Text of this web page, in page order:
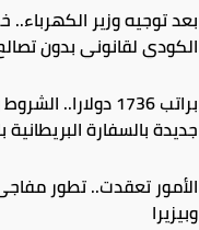
بعد توجيه وزير
الكودي لقانوني بدون
براتب 1736
جديدة بالسفارة البريطانية
الأمور تعقدت.. تطور
وبيزيرا